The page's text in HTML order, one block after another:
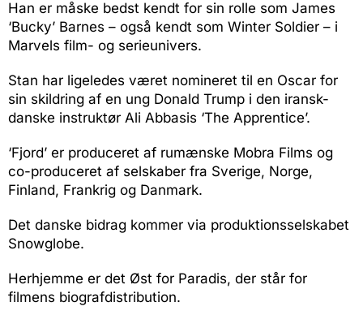
Han er måske bedst kendt for sin rolle som James
‘Bucky’ Barnes – også kendt som Winter Soldier – i
Marvels film- og serieunivers.
Stan har ligeledes været nomineret til en Oscar for
sin skildring af en ung Donald Trump i den iransk-
danske instruktør Ali Abbasis ‘The Apprentice’.
‘Fjord’ er produceret af rumænske Mobra Films og
co-produceret af selskaber fra Sverige, Norge,
Finland, Frankrig og Danmark.
Det danske bidrag kommer via produktionsselskabet
Snowglobe.
Herhjemme er det Øst for Paradis, der står for
filmens biografdistribution.